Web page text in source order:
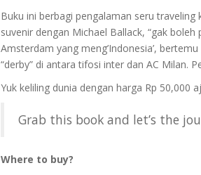
Buku ini berbagi pengalaman seru traveling
suvenir dengan Michael Ballack, “gak
Amsterdam yang meng’Indonesia’,
“derby” di antara tifosi inter dan AC Milan.
Yuk keliling dunia dengan harga Rp 50,000
Grab this book and let’s the
Where to buy?